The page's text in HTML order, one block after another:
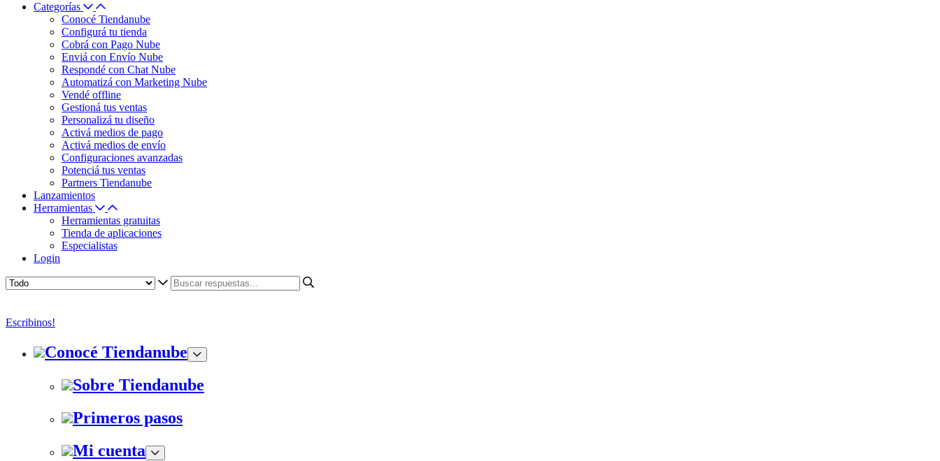
Categorías
Conocé Tiendanube
Configurá tu tienda
Cobrá con Pago Nube
Enviá con Envío Nube
Respondé con Chat Nube
Automatizá con Marketing Nube
Vendé offline
Gestioná tus ventas
Personalizá tu diseño
Activá medios de pago
Activá medios de envío
Configuraciones avanzadas
Potenciá tus ventas
Partners Tiendanube
Lanzamientos
Herramientas
Herramientas gratuitas
Tienda de aplicaciones
Especialistas
Login
Escribinos!
Conocé Tiendanube
Sobre Tiendanube
Primeros pasos
Mi cuenta